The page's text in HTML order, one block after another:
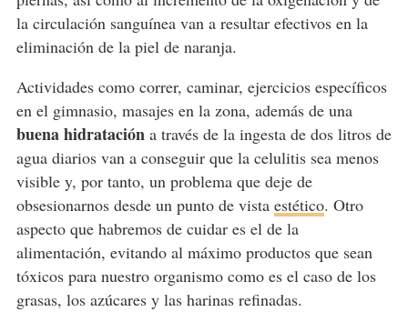
la circulación sanguínea van a resultar efectivos en la
eliminación de la piel de naranja.
Actividades como correr, caminar, ejercicios específicos
en el gimnasio, masajes en la zona, además de una
buena hidratacióna través de la ingesta de dos litros de
agua diarios van a conseguir que la celulitis sea menos
visible y, por tanto, un problema que deje de
obsesionarnos desde un punto de vista estético. Otro
aspecto que habremos de cuidar es el de la
alimentación, evitando al máximo productos que sean
tóxicos para nuestro organismo como es el caso de los
grasas, los azúcares y las harinas refinadas.